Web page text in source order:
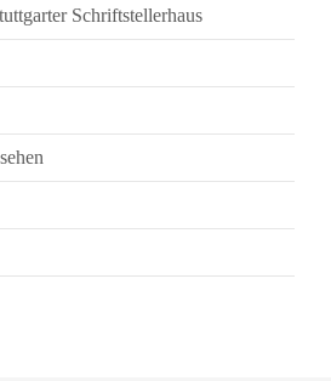
Schriftstellerhaus